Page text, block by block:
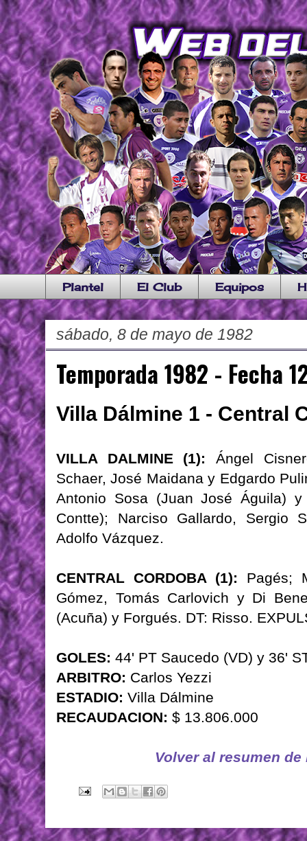
Plantel El Club Equipos
sábado, 8 de mayo de 1982
Temporada 1982 - Fecha
Villa Dálmine 1 - Central
VILLA DALMINE (1):
Ángel
Schaer, José Maidana y Edgardo
Antonio Sosa (Juan José Águila)
Contte); Narciso Gallardo, Sergio
Adolfo Vázquez.
CENTRAL CORDOBA (1): Pagés;
Gómez, Tomás Carlovich y Di
(Acuña) y Forgués. DT: Risso.
GOLES: 44' PT Saucedo (VD) y 36'
ARBITRO: Carlos Yezzi
ESTADIO: Villa Dálmine
RECAUDACION: $ 13.806.000
Volver al resumen